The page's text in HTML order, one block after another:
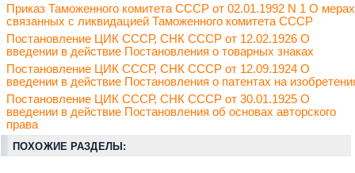
Приказ Таможенного комитета СССР от 02.01.1992 N 1 О
связанных с ликвидацией Таможенного комитета СССР
Постановление ЦИК СССР, СНК СССР от 12.02.1926 О
введении в действие Постановления о товарных знаках
Постановление ЦИК СССР, СНК СССР от 12.09.1924 О
введении в действие Постановления о патентах на
Постановление ЦИК СССР, СНК СССР от 30.01.1925 О
введении в действие Постановления об основах авторского
права
ПОХОЖИЕ РАЗДЕЛЫ: